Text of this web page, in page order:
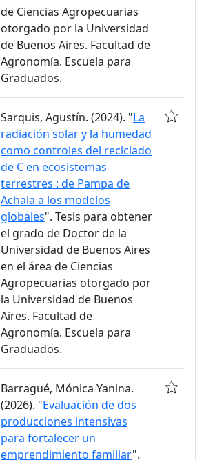
de Ciencias Agropecuarias
otorgado por la Universidad
de Buenos Aires. Facultad de
Agronomía. Escuela para
Graduados.
Sarquis, Agustín. (2024). "La
radiación solar y la humedad
como controles del reciclado
de C en ecosistemas
terrestres : de Pampa de
Achala a los modelos
globales". Tesis para obtener
el grado de Doctor de la
Universidad de Buenos Aires
en el área de Ciencias
Agropecuarias otorgado por
la Universidad de Buenos
Aires. Facultad de
Agronomía. Escuela para
Graduados.
Barragué, Mónica Yanina.
(2026). "Evaluación de dos
producciones intensivas
para fortalecer un
emprendimiento familiar".